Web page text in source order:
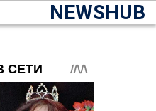
NEWSHUB